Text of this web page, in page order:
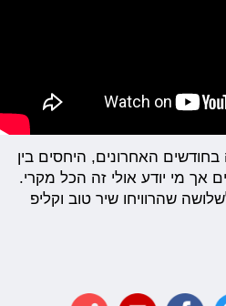
האחרונים, היחסים בין
אך מי יודע אולי זה הכל מקרי.
שהרוויחו שיר טוב וקליפ